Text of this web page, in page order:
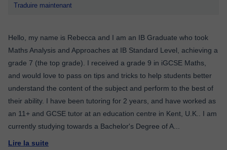
Traduire maintenant
Hello, my name is Rebecca and I am an IB Graduate who took
Maths Analysis and Approaches at IB Standard Level, achieving a
grade 7 (the top grade). I received a grade 9 in iGCSE Maths,
and would love to pass on tips and tricks to help students better
understand the content of the subject and perform to the best of
their ability. I have been tutoring for 2 years, and have worked as
an 11+ and GCSE tutor at an education centre in Kent, U.K.. I am
currently studying towards a Bachelor's Degree of A
Lire la suite